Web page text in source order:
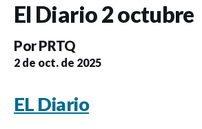
El Diario 2 octubre
PorPRTQ
2 de oct. de 2025
EL Diario